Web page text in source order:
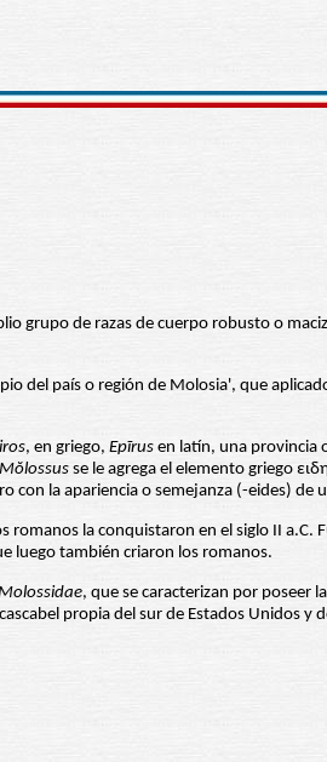
grupo de razas de cuerpo robusto o
del país o región de Molosia', que
, en griego, Epīrus en latín, una provincia
Μŏlossus se le agrega el elemento griego
con la apariencia o semejanza (-eides) de
la conquistaron en el siglo II
luego también criaron los romanos.
, que se caracterizan por poseer
propia del sur de Estados Unidos y